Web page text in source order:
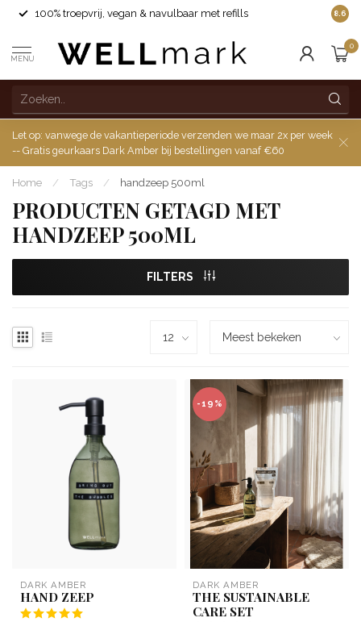
100% troepvrij, vegan & navulbaar met refills 8.6
MENU
0
Let op: vanwege de vakantieperiode verzenden we maar 2x per week
-- Gratis geurkaars Dark Amber bij bestellingen vanaf €60
Home / Tags / handzeep 500ml
PRODUCTEN GETAGD MET
HANDZEEP 500ML
FILTERS
DARK AMBER
HAND ZEEP
-19%
DARK AMBER
THE SUSTAINABLE
CARE SET